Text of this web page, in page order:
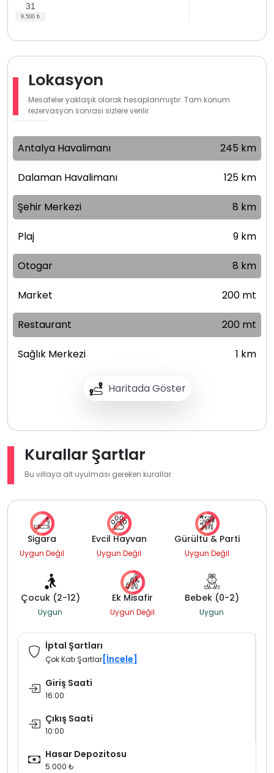
31
Lokasyon
Mesafeler yaklaşık olarak hesaplanmıştır. Tam konum
rezervasyon sonrası sizlere verilir.
Haritada Göster
Antalya Havalimanı 245 km
Dalaman Havalimanı 125 km
Şehir Merkezi 8 km
Plaj 9 km
Otogar 8 km
Market 200 mt
Restaurant 200 mt
Sağlık Merkezi 1 km
Kurallar Şartlar
Bu villaya ait uyulması gereken kurallar
Sigara
Uygun Değil
Evcil Hayvan
Uygun Değil
Gürültü & Parti
Uygun Değil
Çocuk (2-12)
Uygun
Ek Misafir
Uygun Değil
Bebek (0-2)
Uygun
İptal Şartları
Çok Katı Şartlar [İncele]
Giriş Saati
16:00
Çıkış Saati
10:00
Hasar Depozitosu
5.000 ₺